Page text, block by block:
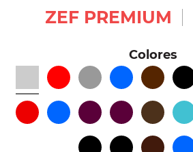
ZEF PREMIUM
Colores